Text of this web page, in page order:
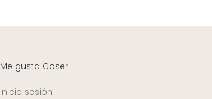
Me gusta Coser
Inicio sesión